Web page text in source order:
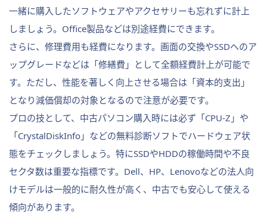
一緒に購入したソフトウェアやアクセサリーも忘れずに計上
しましょう。Office製品などは別途経費にできます。
さらに、修理費用も経費になります。画面の交換やSSDへのア
ップグレードなどは「修繕費」として全額経費計上が可能で
す。ただし、性能を著しく向上させる場合は「資本的支出」
となり減価償却の対象となるので注意が必要です。
プロの技として、中古パソコン購入時には必ず「CPU-Z」や
「CrystalDiskInfo」などの無料診断ソフトでハードウェア状
態をチェックしましょう。特にSSDやHDDの稼働時間や不良
セクタ数は重要な指標です。Dell、HP、Lenovoなどの法人向
けモデルは一般的に耐久性が高く、中古でも安心して使える
傾向があります。